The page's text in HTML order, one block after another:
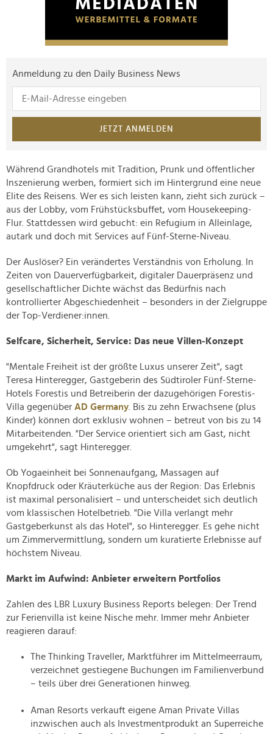
Anmeldung zu den Daily Business News
JETZT ANMELDEN
Während Grandhotels mit Tradition, Prunk und öffentlicher
Inszenierung werben, formiert sich im Hintergrund eine neue
Elite des Reisens. Wer es sich leisten kann, zieht sich zurück –
aus der Lobby, vom Frühstücksbuffet, vom Housekeeping-
Flur. Stattdessen wird gebucht: ein Refugium in Alleinlage,
autark und doch mit Services auf Fünf-Sterne-Niveau.
Der Auslöser? Ein verändertes Verständnis von Erholung. In
Zeiten von Dauerverfügbarkeit, digitaler Dauerpräsenz und
gesellschaftlicher Dichte wächst das Bedürfnis nach
kontrollierter Abgeschiedenheit – besonders in der Zielgruppe
der Top-Verdiener:innen.
Selfcare, Sicherheit, Service: Das neue Villen-Konzept
"Mentale Freiheit ist der größte Luxus unserer Zeit", sagt
Teresa Hinteregger, Gastgeberin des Südtiroler Fünf-Sterne-
Hotels Forestis und Betreiberin der dazugehörigen Forestis-
Villa gegenüber AD Germany . Bis zu zehn Erwachsene (plus
Kinder) können dort exklusiv wohnen – betreut von bis zu 14
Mitarbeitenden. "Der Service orientiert sich am Gast, nicht
umgekehrt", sagt Hinteregger.
Ob Yogaeinheit bei Sonnenaufgang, Massagen auf
Knopfdruck oder Kräuterküche aus der Region: Das Erlebnis
ist maximal personalisiert – und unterscheidet sich deutlich
vom klassischen Hotelbetrieb. "Die Villa verlangt mehr
Gastgeberkunst als das Hotel", so Hinteregger. Es gehe nicht
um Zimmervermittlung, sondern um kuratierte Erlebnisse auf
höchstem Niveau.
Markt im Aufwind: Anbieter erweitern Portfolios
Zahlen des LBR Luxury Business Reports belegen: Der Trend
zur Ferienvilla ist keine Nische mehr. Immer mehr Anbieter
reagieren darauf:
The Thinking Traveller, Marktführer im Mittelmeerraum,
verzeichnet gestiegene Buchungen im Familienverbund
– teils über drei Generationen hinweg.
Aman Resorts verkauft eigene Aman Private Villas
inzwischen auch als Investmentprodukt an Superreiche